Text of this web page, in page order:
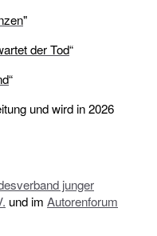
"
der Tod“
“
und wird in 2026
junger
und im Autorenforum